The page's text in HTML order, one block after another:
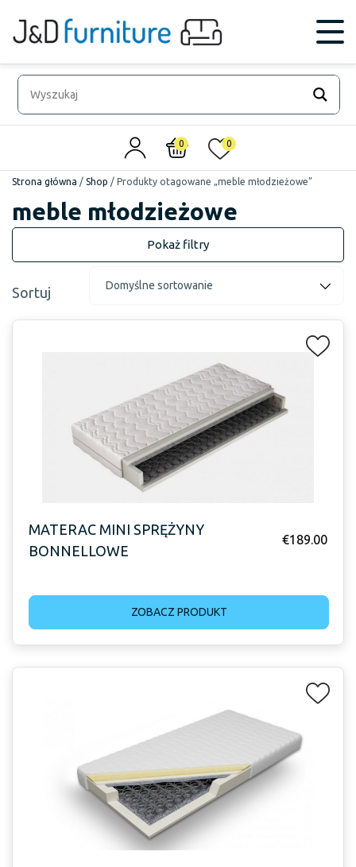
0 0
Strona główna / Shop / Produkty otagowane „meble młodzieżowe”
meble młodzieżowe
Sortuj
MATERAC MINI SPRĘŻYNY
BONNELLOWE
€189.00
ZOBACZ PRODUKT